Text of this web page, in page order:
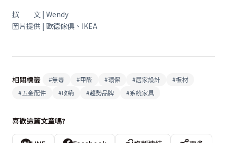
撰 文 | Wendy
圖片提供 | 歐德傢俱、IKEA
相關標籤 #無毒 #甲醛 #環保 #居家設計 #板材
#五金配件 #收納 #趨勢品牌 #系統家具
喜歡這篇文章嗎?